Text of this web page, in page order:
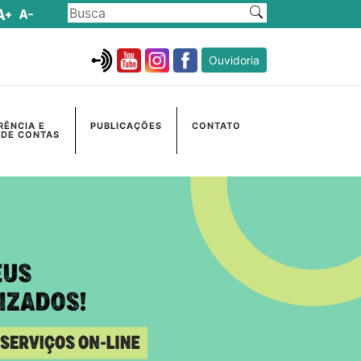
Ouvidoria
E
CONTAS
PUBLICAÇÕES CONTATO